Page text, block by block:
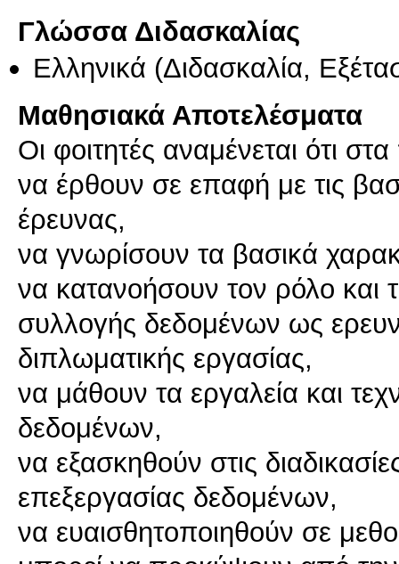
Γλώσσα Διδασκαλίας
Ελληνικά (Διδασκαλία,
Μαθησιακά Αποτελέσματα
Οι φοιτητές αναμένεται ότι
να έρθουν σε επαφή με τις
έρευνας,
να γνωρίσουν τα βασικά
να κατανοήσουν τον ρόλο και
συλλογής δεδομένων ως
διπλωματικής εργασίας,
να μάθουν τα εργαλεία και
δεδομένων,
να εξασκηθούν στις
επεξεργασίας δεδομένων,
να ευαισθητοποιηθούν σε